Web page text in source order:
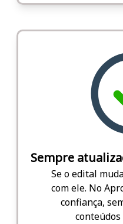
Sempre
Se o edital
com ele. No
confiança,